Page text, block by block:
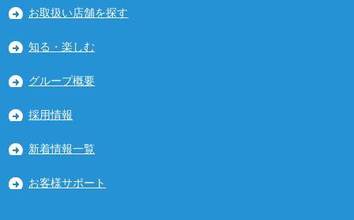
お取扱い店舗を探す
知る・楽しむ
グループ概要
採用情報
新着情報一覧
お客様サポート